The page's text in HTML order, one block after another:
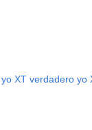
XT verdadero yo